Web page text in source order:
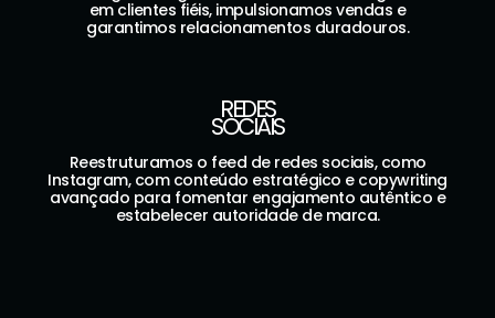
em clientes fiéis, impulsionamos vendas e
garantimos relacionamentos duradouros.
REDES
SOCIAIS
Reestruturamos o feed de redes sociais, como
Instagram, com conteúdo estratégico e copywriting
avançado para fomentar engajamento autêntico e
estabelecer autoridade de marca.